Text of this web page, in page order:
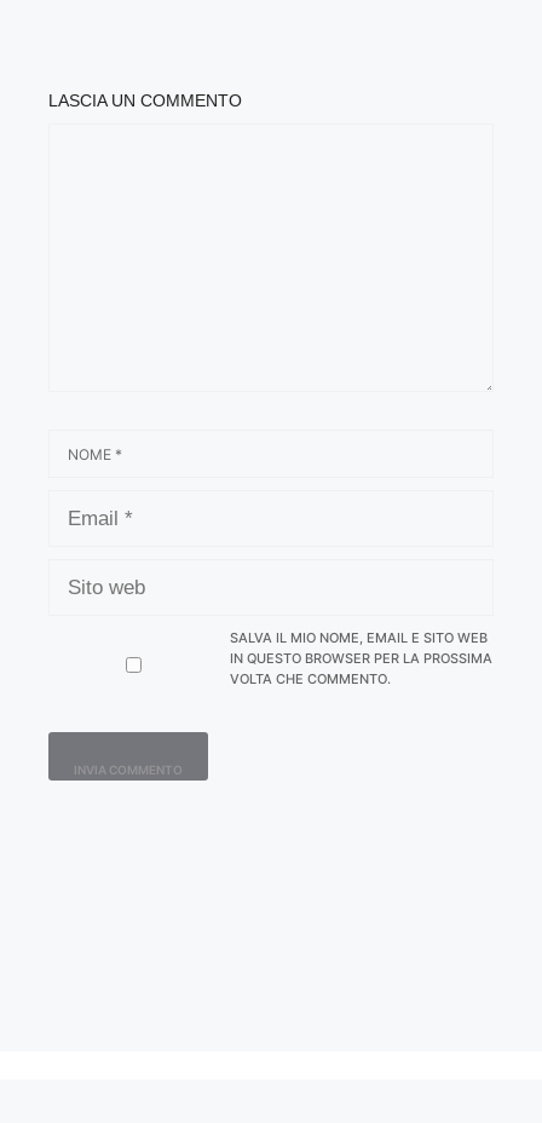
LASCIA UN COMMENTO
WEB
SALVA IL MIO NOME, EMAIL E SITO WEB
IN QUESTO BROWSER PER LA PROSSIMA
VOLTA CHE COMMENTO.